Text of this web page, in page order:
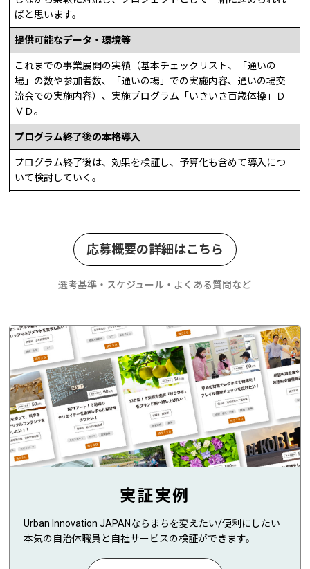
ばと思います。
提供可能なデータ・環境等
これまでの事業展開の実績（基本チェックリスト、「通いの
場」の数や参加者数、「通いの場」での実施内容、通いの場交
流会での実施内容）、実施プログラム「いきいき百歳体操」Ｄ
ＶＤ。
プログラム終了後の本格導入
プログラム終了後は、効果を検証し、予算化も含めて導入につ
いて検討していく。
応募概要の詳細はこちら
選考基準・スケジュール・よくある質問など
実証実例
Urban Innovation JAPANならまちを変えたい/便利にしたい
本気の自治体職員と自社サービスの検証ができます。